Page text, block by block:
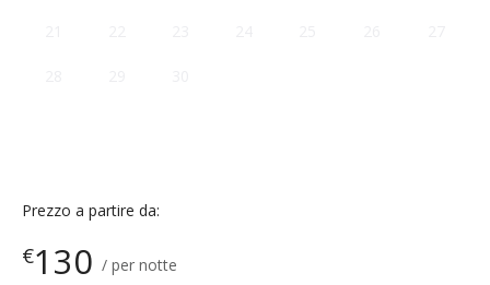
Prezzo a partire da:
€130 per notte